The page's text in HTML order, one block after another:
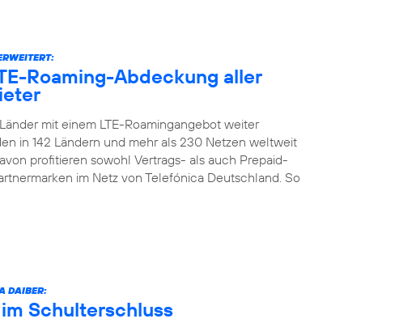
Roaming-Abdeckung aller
mit einem LTE-Roamingangebot weiter
in 142 Ländern und mehr als 230 Netzen weltweit
profitieren sowohl Vertrags- als auch Prepaid-
im Netz von Telefónica Deutschland. So
DAIBER:
Schulterschluss